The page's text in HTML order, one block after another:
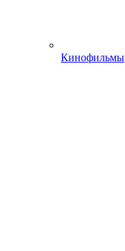
Кинофильмы